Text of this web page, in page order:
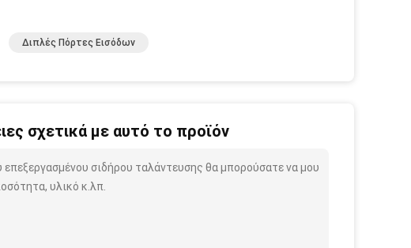
Διπλές Πόρτες Εισόδων
σχετικά με αυτό το προϊόν
σιδήρου ταλάντευσης θα μπορούσατε να μου
υλικό κ.λπ.